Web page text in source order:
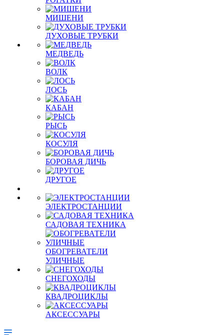
МИШЕНИ
ДУХОВЫЕ ТРУБКИ
МЕДВЕДЬ
ВОЛК
ЛОСЬ
КАБАН
РЫСЬ
КОСУЛЯ
БОРОВАЯ ДИЧЬ
ДРУГОЕ
ЭЛЕКТРОСТАНЦИИ
САДОВАЯ ТЕХНИКА
ОБОГРЕВАТЕЛИ
УЛИЧНЫЕ
СНЕГОХОДЫ
КВАДРОЦИКЛЫ
АКСЕССУАРЫ